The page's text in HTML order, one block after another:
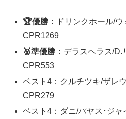
🏆優勝：
ドリンクホール/ウ
CPR1269
🥈準優勝： デラスヘラス/D.
CPR553
ベスト4：クルチツキ/ザレ
CPR279
ベスト4：ダニ/パヤス･ジ